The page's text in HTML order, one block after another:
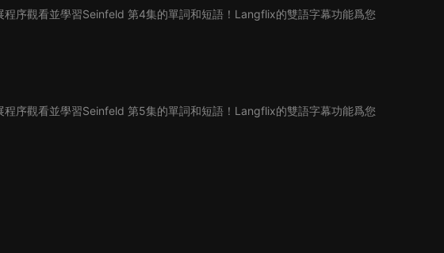
序觀看並學習Seinfeld 第4集的單詞和短語！Langflix的雙語字幕功能爲您
序觀看並學習Seinfeld 第5集的單詞和短語！Langflix的雙語字幕功能爲您